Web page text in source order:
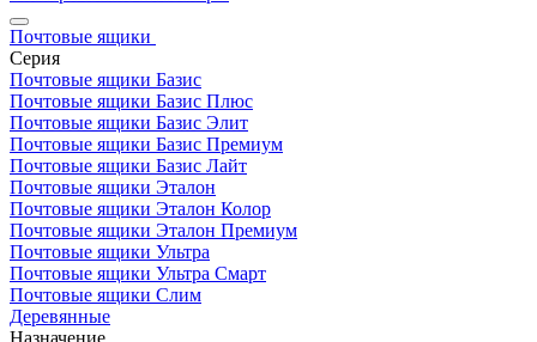
Почтовые ящики
Серия
Почтовые ящики Базис
Почтовые ящики Базис Плюс
Почтовые ящики Базис Элит
Почтовые ящики Базис Премиум
Почтовые ящики Базис Лайт
Почтовые ящики Эталон
Почтовые ящики Эталон Колор
Почтовые ящики Эталон Премиум
Почтовые ящики Ультра
Почтовые ящики Ультра Смарт
Почтовые ящики Слим
Деревянные
Назначение